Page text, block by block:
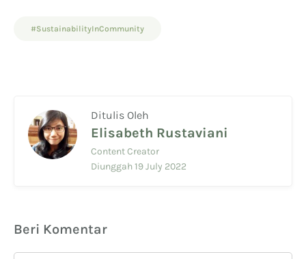
#SustainabilityInCommunity
Ditulis Oleh
Elisabeth Rustaviani
Content Creator
Diunggah 19 July 2022
Beri Komentar